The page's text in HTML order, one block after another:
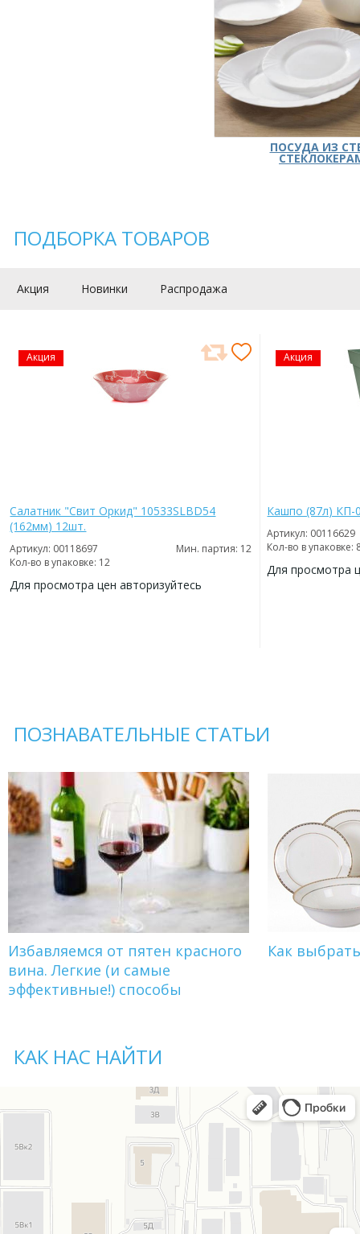
ПОСУДА ИЗ
ПОДБОРКА ТОВАРОВ
Акция Новинки Распродажа
Акция
Салатник "Свит Оркид" 10533SLBD54
(162мм) 12шт.
Артикул: 00118697
Мин. партия: 12
Кол-во в упаковке: 12
Для просмотра цен авторизуйтесь
Акция
Кашпо (87л) КП-
Артикул: 00116629
Кол-во в упаковке:
Для просмотра
ПОЗНАВАТЕЛЬНЫЕ СТАТЬИ
Избавляемся от пятен красного
вина. Легкие (и самые
эффективные!) способы
Как
КАК НАС НАЙТИ